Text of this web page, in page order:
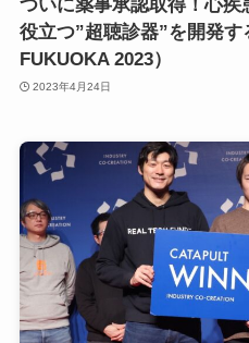
ついに薬事承認取得！心
役立つ”超聴診器”を開発
FUKUOKA 2023）
2023年4月24日